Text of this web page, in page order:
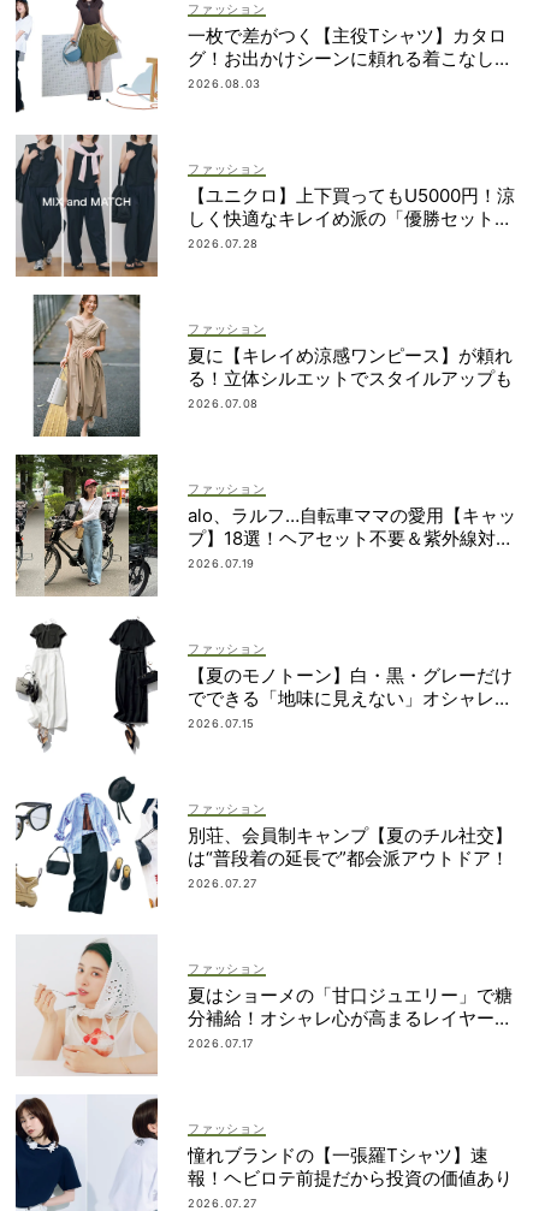
ファッション
一枚で差がつく【主役Tシャツ】カタロ
グ！お出かけシーンに頼れる着こなし実
例も
2026.08.03
ファッション
【ユニクロ】上下買ってもU5000円！涼
しく快適なキレイめ派の「優勝セット」
は着回し力も
2026.07.28
ファッション
夏に【キレイめ涼感ワンピース】が頼れ
る！立体シルエットでスタイルアップも
2026.07.08
ファッション
alo、ラルフ…自転車ママの愛用【キャッ
プ】18選！ヘアセット不要＆紫外線対策
にも
2026.07.19
ファッション
【夏のモノトーン】白・黒・グレーだけ
でできる「地味に見えない」オシャレ４
選
2026.07.15
ファッション
別荘、会員制キャンプ【夏のチル社交】
は“普段着の延長で”都会派アウトドア！
2026.07.27
ファッション
夏はショーメの「甘口ジュエリー」で糖
分補給！オシャレ心が高まるレイヤード
術
2026.07.17
ファッション
憧れブランドの【一張羅Tシャツ】速
報！ヘビロテ前提だから投資の価値あり
2026.07.27